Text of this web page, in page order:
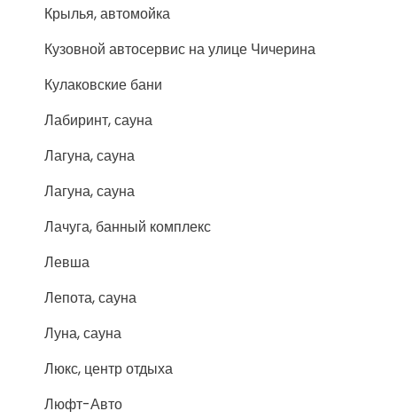
Крылья, автомойка
Кузовной автосервис на улице Чичерина
Кулаковские бани
Лабиринт, сауна
Лагуна, сауна
Лагуна, сауна
Лачуга, банный комплекс
Левша
Лепота, сауна
Луна, сауна
Люкс, центр отдыха
Люфт-Авто